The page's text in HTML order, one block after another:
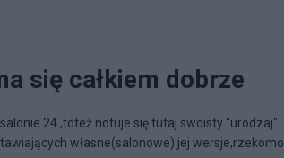
się całkiem dobrze
24 ,toteż notuje się tutaj swoisty "urodzaj"
własne(salonowe) jej wersje,rzekomo